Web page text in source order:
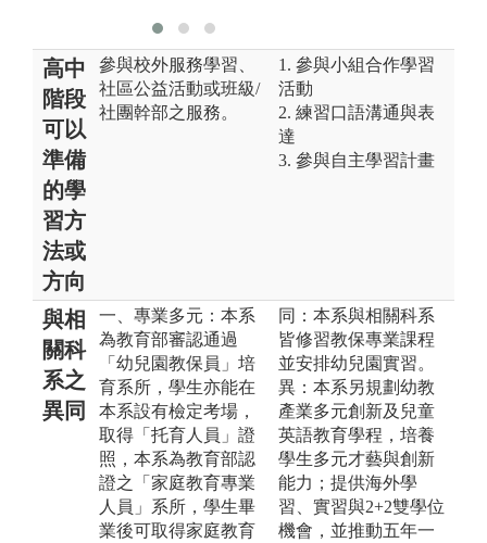
高中
階段
可以
準備
的學
習方
法或
方向
參與校外服務學習、
社區公益活動或班級/
社團幹部之服務。
1. 參與小組合作學習
活動
2. 練習口語溝通與表
達
3. 參與自主學習計畫
與相
關科
系之
異同
一、專業多元：本系
為教育部審認通過
「幼兒園教保員」培
育系所，學生亦能在
本系設有檢定考場，
取得「托育人員」證
照，本系為教育部認
證之「家庭教育專業
人員」系所，學生畢
業後可取得家庭教育
同：本系與相關科系
皆修習教保專業課程
並安排幼兒園實習。
異：本系另規劃幼教
產業多元創新及兒童
英語教育學程，培養
學生多元才藝與創新
能力；提供海外學
習、實習與2+2雙學位
機會，並推動五年一